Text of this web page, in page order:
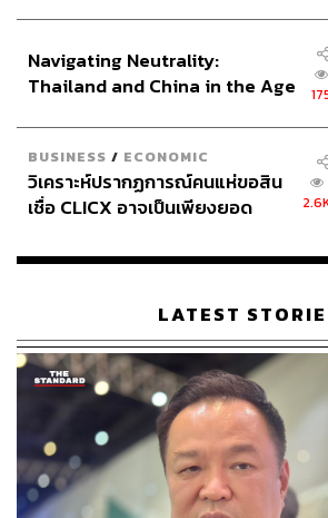
Delicious in Dungeon
ABOUT THE
กษาปณ์ หาญดิฐกุล
นักศึกษาภาพยนตร์ ผู้ชื่
ปัจจุบันสนใจงานเขีย
Navigating Neutrality:
Thailand and China in the Age
BUSINESS / ECONOMIC
วิเคราะห์ปรากฏการณ์คนแห่ขอสิน
เชื่อ CLICX อาจเป็นเพียงยอด
เรือนไทยที่ถูกซุกไว้
LATEST